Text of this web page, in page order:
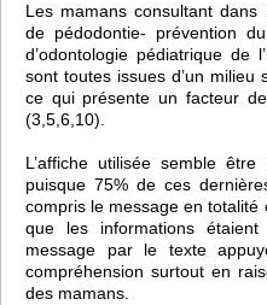
Les mamans consultant
de pédodontie- prévention
d’odontologie pédiatrique de
sont toutes issues d’un milieu
ce qui présente un facteur
(3,5,6,10).
L’affiche utilisée semble
puisque 75% de ces
compris le message en
que les informations
message par le texte
compréhension surtout en
des mamans.